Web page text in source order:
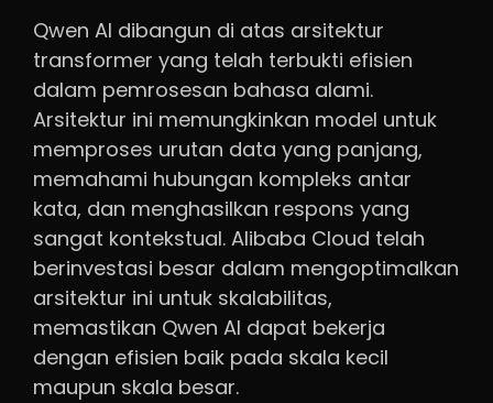
Qwen AI dibangun di atas arsitektur
transformer yang telah terbukti efisien
dalam pemrosesan bahasa alami.
Arsitektur ini memungkinkan model untuk
memproses urutan data yang panjang,
memahami hubungan kompleks antar
kata, dan menghasilkan respons yang
sangat kontekstual. Alibaba Cloud telah
berinvestasi besar dalam mengoptimalkan
arsitektur ini untuk skalabilitas,
memastikan Qwen AI dapat bekerja
dengan efisien baik pada skala kecil
maupun skala besar.